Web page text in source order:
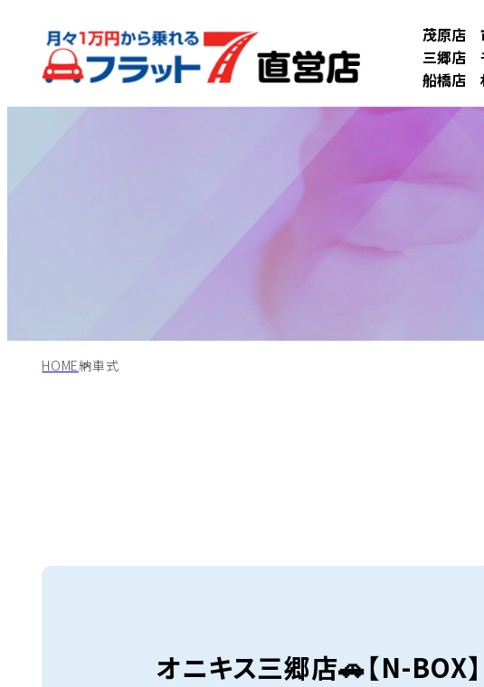
茂原店
三郷店
船橋店
HOME納車式
オニキス三郷店🚗【N-BOX